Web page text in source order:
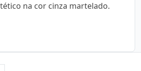
na cor cinza martelado.